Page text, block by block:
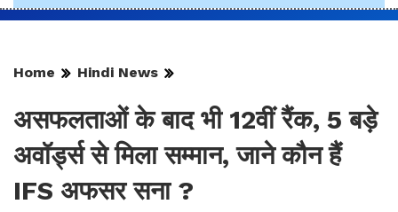
Home Hindi News
असफलताओं के बाद भी 12वीं रैंक, 5 बड़े
अवॉर्ड्स से मिला सम्मान, जाने कौन हैं
IFS अफसर सना ?